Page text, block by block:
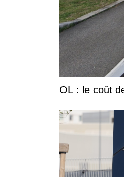
OL : le coût